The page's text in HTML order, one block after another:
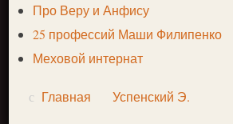
Про Веру и Анфису
25 профессий Маши Филипенко
Меховой интернат
Главная Успенский Э.